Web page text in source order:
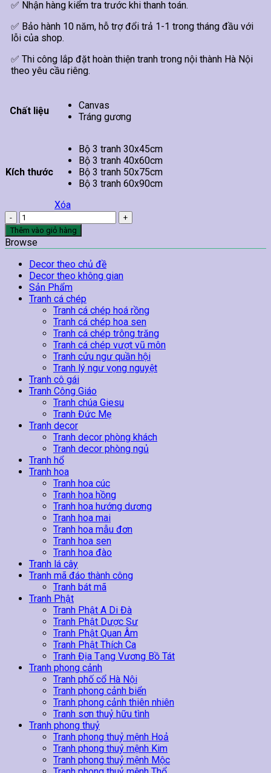
✅ Nhận hàng kiểm tra trước khi thanh toán.
✅ Bảo hành 10 năm, hỗ trợ đổi trả 1-1 trong tháng đầu với
lỗi của shop.
✅ Thi công lắp đặt hoàn thiện tranh trong nội thành Hà Nội
theo yêu cầu riêng.
Chất liệu
Canvas
Tráng gương
Kích thước
Bộ 3 tranh 30x45cm
Bộ 3 tranh 40x60cm
Bộ 3 tranh 50x75cm
Bộ 3 tranh 60x90cm
Xóa
Tranh
Trừu
Tượng
Treo
Tường
144
số
lượng
Thêm vào giỏ hàng
Browse
Decor theo chủ đề
Decor theo không gian
Sản Phẩm
Tranh cá chép
Tranh cá chép hoá rồng
Tranh cá chép hoa sen
Tranh cá chép trông trăng
Tranh cá chép vượt vũ môn
Tranh cửu ngư quần hội
Tranh lý ngư vọng nguyệt
Tranh cô gái
Tranh Công Giáo
Tranh chúa Giesu
Tranh Đức Mẹ
Tranh decor
Tranh decor phòng khách
Tranh decor phòng ngủ
Tranh hổ
Tranh hoa
Tranh hoa cúc
Tranh hoa hồng
Tranh hoa hướng dương
Tranh hoa mai
Tranh hoa mẫu đơn
Tranh hoa sen
Tranh hoa đào
Tranh lá cây
Tranh mã đáo thành công
Tranh bát mã
Tranh Phật
Tranh Phật A Di Đà
Tranh Phật Dược Sư
Tranh Phật Quan Âm
Tranh Phật Thích Ca
Tranh Địa Tạng Vương Bồ Tát
Tranh phong cảnh
Tranh phố cổ Hà Nội
Tranh phong cảnh biển
Tranh phong cảnh thiên nhiên
Tranh sơn thuỷ hữu tình
Tranh phong thuỷ
Tranh phong thuỷ mệnh Hoả
Tranh phong thuỷ mệnh Kim
Tranh phong thuỷ mệnh Mộc